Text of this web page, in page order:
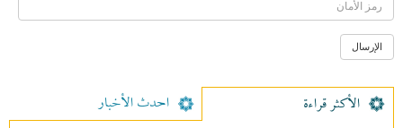
الأکثر قراءة احدث الأخبار